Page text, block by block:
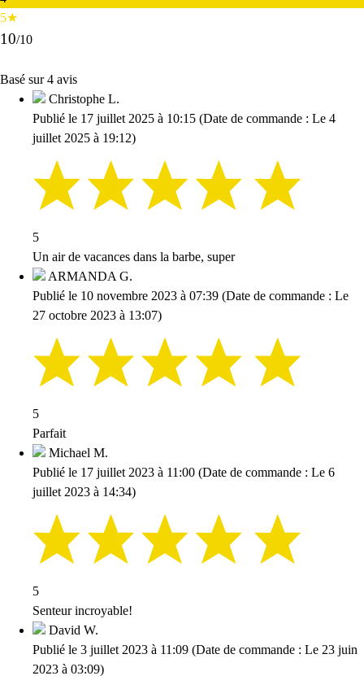
5★
10/10
Basé sur 4 avis
Christophe L.
Publié le 17 juillet 2025 à 10:15 (Date de commande : Le 4
juillet 2025 à 19:12)
5
Un air de vacances dans la barbe, super
ARMANDA G.
Publié le 10 novembre 2023 à 07:39 (Date de commande : Le
27 octobre 2023 à 13:07)
5
Parfait
Michael M.
Publié le 17 juillet 2023 à 11:00 (Date de commande : Le 6
juillet 2023 à 14:34)
5
Senteur incroyable!
David W.
Publié le 3 juillet 2023 à 11:09 (Date de commande : Le 23 juin
2023 à 03:09)